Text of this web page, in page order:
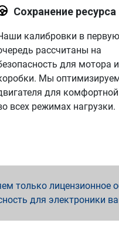
Сохранение ресурса
калибровки в первую
рассчитаны на
для мотора и
Мы
для
всех режимах нагрузки.
лицензионное
для электроники